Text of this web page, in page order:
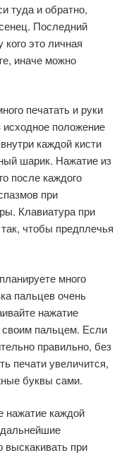
туда и обратно,
Последний
кого это личная
иначе можно
печатать и руки
положение
каждой кисти
шарик. Нажатие из
после каждого
при
Клавиатура при
чтобы предплечья
много
пальцев очень
нажатие
пальцем. Если
правильно, без
печати увеличится,
буквы сами.
нажатие каждой
при